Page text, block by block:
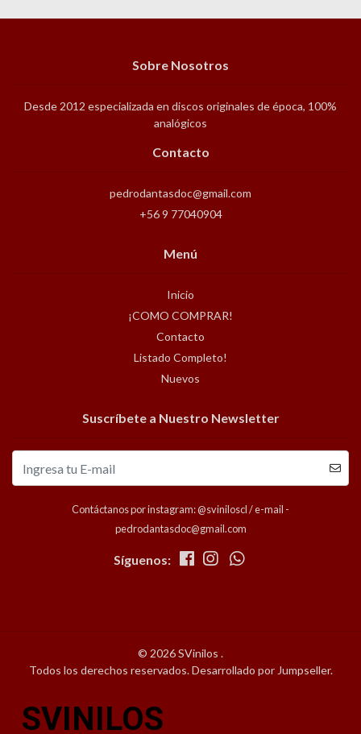
Sobre Nosotros
Desde 2012 especializada en discos originales de época, 100%
analógicos
Contacto
pedrodantasdoc@gmail.com
+56 9 77040904
Menú
Inicio
¡COMO COMPRAR!
Contacto
Listado Completo!
Nuevos
Suscríbete a Nuestro Newsletter
Contáctanos por instagram: @sviniloscl / e-mail -
pedrodantasdoc@gmail.com
Síguenos:
© 2026 SVinilos .
Todos los derechos reservados.Desarrollado por Jumpseller.
SVINILOS